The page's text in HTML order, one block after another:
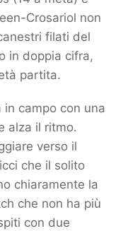
Crosariol non
filati del
in doppia cifra,
partita.
in campo con una
alza il ritmo.
verso il
che il solito
chiaramente la
che non ha più
con due